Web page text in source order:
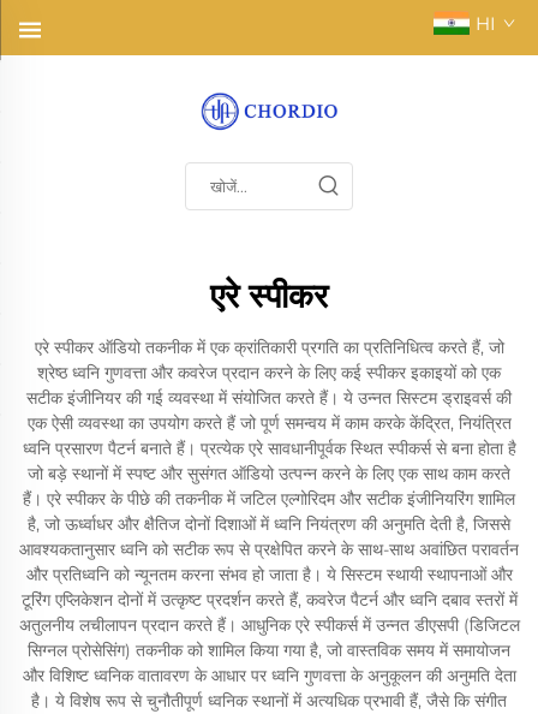
HI
एरे स्पीकर
एरे स्पीकर ऑडियो तकनीक में एक क्रांतिकारी प्रगति का प्रतिनिधित्व करते हैं, जो
श्रेष्ठ ध्वनि गुणवत्ता और कवरेज प्रदान करने के लिए कई स्पीकर इकाइयों को एक
सटीक इंजीनियर की गई व्यवस्था में संयोजित करते हैं। ये उन्नत सिस्टम ड्राइवर्स की
एक ऐसी व्यवस्था का उपयोग करते हैं जो पूर्ण समन्वय में काम करके केंद्रित, नियंत्रित
ध्वनि प्रसारण पैटर्न बनाते हैं। प्रत्येक एरे सावधानीपूर्वक स्थित स्पीकर्स से बना होता है
जो बड़े स्थानों में स्पष्ट और सुसंगत ऑडियो उत्पन्न करने के लिए एक साथ काम करते
हैं। एरे स्पीकर के पीछे की तकनीक में जटिल एल्गोरिदम और सटीक इंजीनियरिंग शामिल
है, जो ऊर्ध्वाधर और क्षैतिज दोनों दिशाओं में ध्वनि नियंत्रण की अनुमति देती है, जिससे
आवश्यकतानुसार ध्वनि को सटीक रूप से प्रक्षेपित करने के साथ-साथ अवांछित परावर्तन
और प्रतिध्वनि को न्यूनतम करना संभव हो जाता है। ये सिस्टम स्थायी स्थापनाओं और
टूरिंग एप्लिकेशन दोनों में उत्कृष्ट प्रदर्शन करते हैं, कवरेज पैटर्न और ध्वनि दबाव स्तरों में
अतुलनीय लचीलापन प्रदान करते हैं। आधुनिक एरे स्पीकर्स में उन्नत डीएसपी (डिजिटल
सिग्नल प्रोसेसिंग) तकनीक को शामिल किया गया है, जो वास्तविक समय में समायोजन
और विशिष्ट ध्वनिक वातावरण के आधार पर ध्वनि गुणवत्ता के अनुकूलन की अनुमति देता
है। ये विशेष रूप से चुनौतीपूर्ण ध्वनिक स्थानों में अत्यधिक प्रभावी हैं, जैसे कि संगीत